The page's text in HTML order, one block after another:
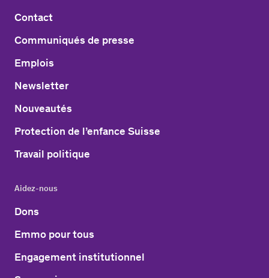
Contact
Communiqués de presse
Emplois
Newsletter
Nouveautés
Protection de l’enfance Suisse
Travail politique
Aidez-nous
Dons
Emmo pour tous
Engagement institutionnel